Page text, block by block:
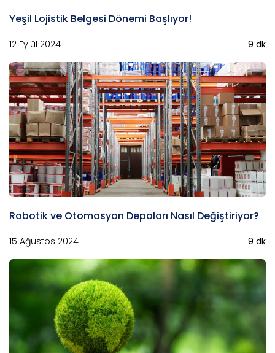
Yeşil Lojistik Belgesi Dönemi Başlıyor!
12 Eylül 2024 9 dk
Robotik ve Otomasyon Depoları Nasıl Değiştiriyor?
15 Ağustos 2024 9 dk